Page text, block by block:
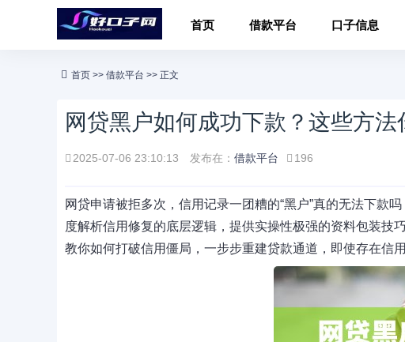
首页 借款平台 口子信息
首页 >> 借款平台 >> 正文
网贷黑户如何成功下款？这些方法
2025-07-06 23:10:13 发布在： 借款平台 196
网贷申请被拒多次，信用记录一团糟的“黑户”真的无法下款
度解析信用修复的底层逻辑，提供实操性极强的资料包装技
教你如何打破信用僵局，一步步重建贷款通道，即使存在信